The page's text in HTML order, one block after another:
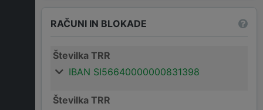
RAČUNI IN BLOKADE
Številka TRR
IBAN SI56640000000831398
Številka TRR